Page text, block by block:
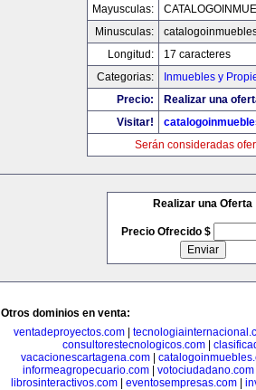
Mayusculas:
Minusculas:
Longitud:
17 caracteres
Categorias:
Inmuebles y
Precio:
Realizar una
Visitar!
Serán consideradas
Realizar una Oferta
Precio Ofrecido $
Otros dominios en venta:
ventadeproyectos.com|
consultorestecnologicos.com
vacacionescartagena.com
informeagropecuario.com| votociudadano.com
librosinteractivos.com| eventosempresas.com|